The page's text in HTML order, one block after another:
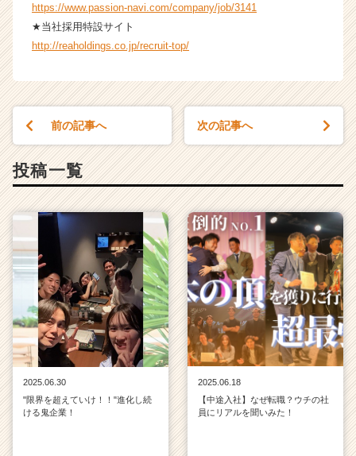
r）
https://www.passion-navi.com/company/job/3141
★当社採用特設サイト
http://reaholdings.co.jp/recruit-top/
前の記事へ 次の記事へ
投稿一覧
2025.06.30
"限界を超えていけ！！"進化し続
ける鬼企業！
2025.06.18
【中途入社】なぜ転職？ウチの社
員にリアルを聞いみた！